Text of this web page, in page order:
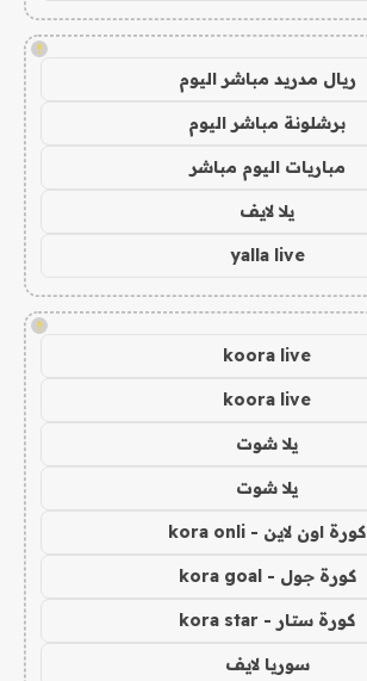
!
ريال مدريد مباشر اليوم
برشلونة مباشر اليوم
مباريات اليوم مباشر
يلا لايف
yalla live
!
koora live
koora live
يلا شوت
يلا شوت
كورة اون لاين - kora onli
كورة جول - kora goal
كورة ستار - kora star
سوريا لايف